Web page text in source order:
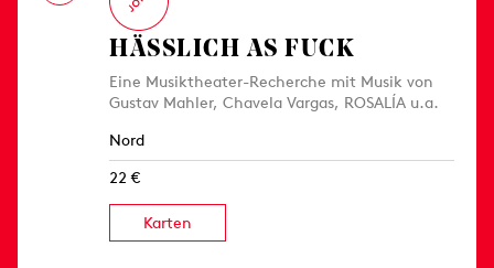
HÄSSLICH AS FUCK
Eine Musiktheater-Recherche mit Musik von
Gustav Mahler, Chavela Vargas, ROSALÍA u.a.
Nord
22 €
Karten